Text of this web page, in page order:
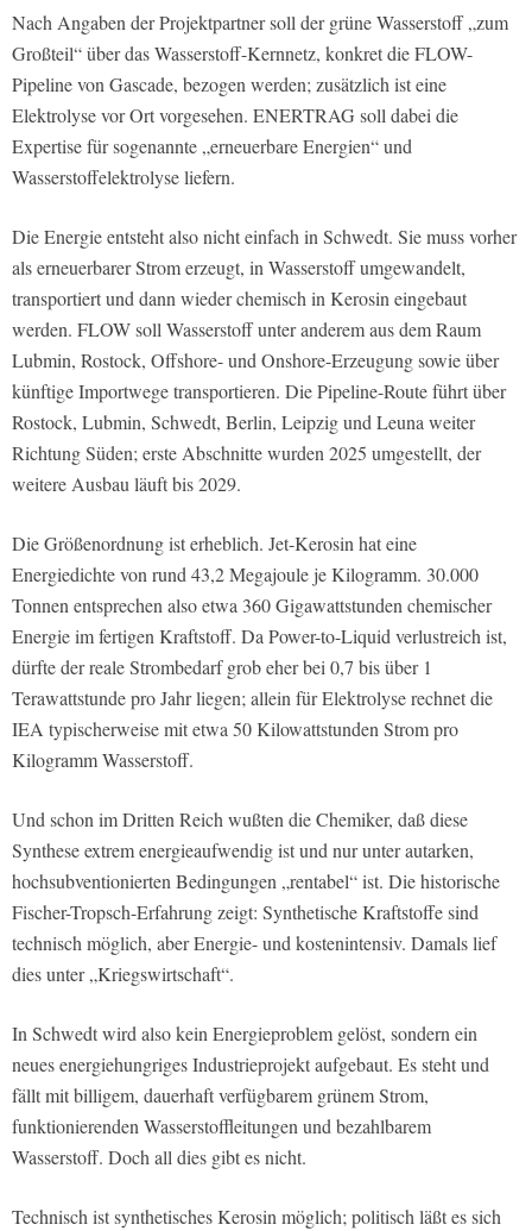
Nach Angaben der Projektpartner soll der grüne Wasserstoff „zum
Großteil“ über das Wasserstoff-Kernnetz, konkret die FLOW-
Pipeline von Gascade, bezogen werden; zusätzlich ist eine
Elektrolyse vor Ort vorgesehen. ENERTRAG soll dabei die
Expertise für sogenannte „erneuerbare Energien“ und
Wasserstoffelektrolyse liefern.
Die Energie entsteht also nicht einfach in Schwedt. Sie muss vorher
als erneuerbarer Strom erzeugt, in Wasserstoff umgewandelt,
transportiert und dann wieder chemisch in Kerosin eingebaut
werden. FLOW soll Wasserstoff unter anderem aus dem Raum
Lubmin, Rostock, Offshore- und Onshore-Erzeugung sowie über
künftige Importwege transportieren. Die Pipeline-Route führt über
Rostock, Lubmin, Schwedt, Berlin, Leipzig und Leuna weiter
Richtung Süden; erste Abschnitte wurden 2025 umgestellt, der
weitere Ausbau läuft bis 2029.
Die Größenordnung ist erheblich. Jet-Kerosin hat eine
Energiedichte von rund 43,2 Megajoule je Kilogramm. 30.000
Tonnen entsprechen also etwa 360 Gigawattstunden chemischer
Energie im fertigen Kraftstoff. Da Power-to-Liquid verlustreich ist,
dürfte der reale Strombedarf grob eher bei 0,7 bis über 1
Terawattstunde pro Jahr liegen; allein für Elektrolyse rechnet die
IEA typischerweise mit etwa 50 Kilowattstunden Strom pro
Kilogramm Wasserstoff.
Und schon im Dritten Reich wußten die Chemiker, daß diese
Synthese extrem energieaufwendig ist und nur unter autarken,
hochsubventionierten Bedingungen „rentabel“ ist. Die historische
Fischer-Tropsch-Erfahrung zeigt: Synthetische Kraftstoffe sind
technisch möglich, aber Energie- und kostenintensiv. Damals lief
dies unter „Kriegswirtschaft“.
In Schwedt wird also kein Energieproblem gelöst, sondern ein
neues energiehungriges Industrieprojekt aufgebaut. Es steht und
fällt mit billigem, dauerhaft verfügbarem grünem Strom,
funktionierenden Wasserstoffleitungen und bezahlbarem
Wasserstoff. Doch all dies gibt es nicht.
Technisch ist synthetisches Kerosin möglich; politisch läßt es sich